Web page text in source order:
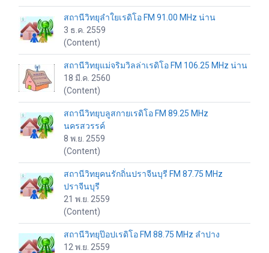
สถานีวิทยุลำใยเรดิโอ FM 91.00 MHz น่าน
3 ธ.ค. 2559
(Content)
สถานีวิทยุแม่จริมวิลล่าเรดิโอ FM 106.25 MHz น่าน
18 มี.ค. 2560
(Content)
สถานีวิทยุบลูสกายเรดิโอ FM 89.25 MHz
นครสวรรค์
8 พ.ย. 2559
(Content)
สถานีวิทยุคนรักถิ่นปราจีนบุรี FM 87.75 MHz
ปราจีนบุรี
21 พ.ย. 2559
(Content)
สถานีวิทยุป๊อปเรดิโอ FM 88.75 MHz ลำปาง
12 พ.ย. 2559